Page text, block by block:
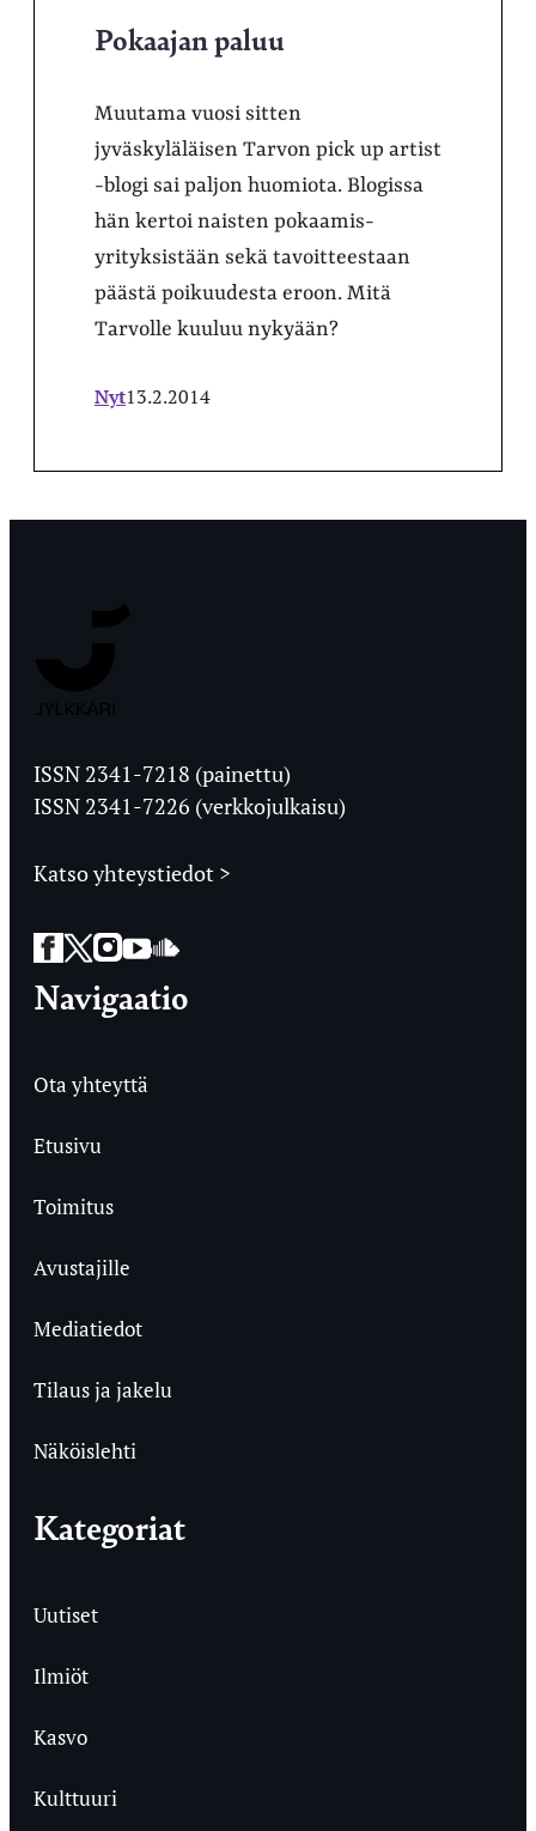
Pokaajan paluu
Muutama vuosi sitten
jyväskyläläisen Tarvon pick up artist
-blogi sai paljon huomiota. Blogissa
hän kertoi naisten pokaamis-
yrityksistään sekä tavoitteestaan
päästä poikuudesta eroon. Mitä
Tarvolle kuuluu nykyään?
Nyt13.2.2014
Ylioppilaslehti
ISSN 2341-7218 (painettu)
ISSN 2341-7226 (verkkojulkaisu)
Katso yhteystiedot >
Facebook
Twitter
Instagram
YouTube
SoundCloud
Navigaatio
Ota yhteyttä
Etusivu
Toimitus
Avustajille
Mediatiedot
Tilaus ja jakelu
Näköislehti
Kategoriat
Uutiset
Ilmiöt
Kasvo
Kulttuuri